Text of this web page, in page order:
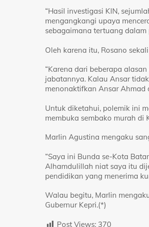
“Hasil investigasi KIN,
mengangkangi upaya
sebagaimana tertuang dalam
Oleh karena itu, Rosano
“Karena dari beberapa
jabatannya. Kalau Ansar
menonaktifkan Ansar Ahmad
Untuk diketahui, polemik ini
membuka sembako murah di
Marlin Agustina mengaku
“Saya ini Bunda se-Kota
Alhamdulillah niat saya itu
pendidikan yang menerima
Walau begitu, Marlin
Gubernur Kepri.(*)
Post Views: 370